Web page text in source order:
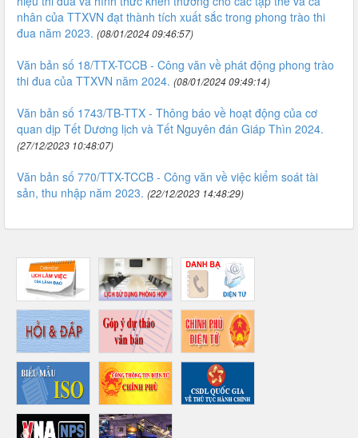
nhân của TTXVN đạt thành tích xuất sắc trong phong trào thi
đua năm 2023. (08/01/2024 09:46:57)
Văn bản số 18/TTX-TCCB - Công văn về phát động phong trào
thi đua của TTXVN năm 2024. (08/01/2024 09:49:14)
Văn bản số 1743/TB-TTX - Thông báo về hoạt động của cơ
quan dịp Tết Dương lịch và Tết Nguyên đán Giáp Thìn 2024.
(27/12/2023 10:48:07)
Văn bản số 770/TTX-TCCB - Công văn về việc kiểm soát tài
sản, thu nhập năm 2023. (22/12/2023 14:48:29)